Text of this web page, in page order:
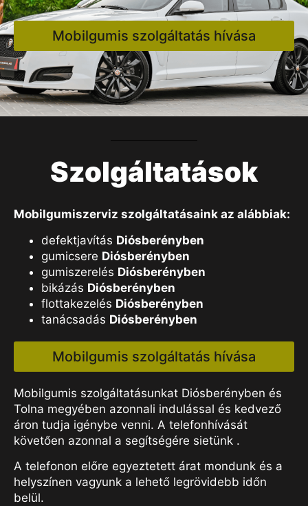
Mobilgumis szolgáltatás hívása
Szolgáltatások
Mobilgumiszerviz szolgáltatásaink az alábbiak:
defektjavítás Diósberényben
gumicsere Diósberényben
gumiszerelés Diósberényben
bikázás Diósberényben
flottakezelés Diósberényben
tanácsadás Diósberényben
Mobilgumis szolgáltatás hívása
Mobilgumis szolgáltatásunkat Diósberényben és
Tolna megyében azonnali indulással és kedvező
áron tudja igénybe venni. A telefonhívását
követően azonnal a segítségére sietünk .
A telefonon előre egyeztetett árat mondunk és a
helyszínen vagyunk a lehető legrövidebb időn
belül.